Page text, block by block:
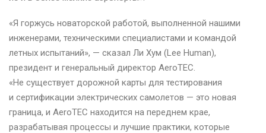
«Я горжусь новаторской работой, выполненной нашими
инженерами, техническими специалистами и командой
летных испытаний», — сказал Ли Хум (Lee Human),
президент и генеральный директор AeroTEC.
«Не существует дорожной карты для тестирования
и сертификации электрических самолетов — это новая
граница, и AeroTEC находится на переднем крае,
разрабатывая процессы и лучшие практики, которые